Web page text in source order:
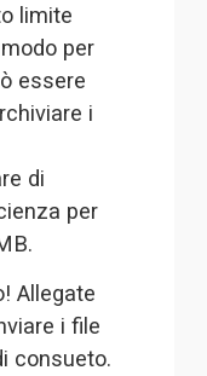
limite
per
essere
i
di
per
Allegate
i file
consueto.